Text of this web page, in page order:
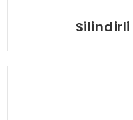
Silindirli